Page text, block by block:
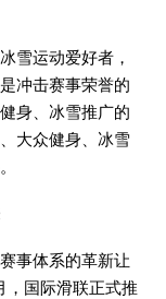
雪运动爱好者，
冲击赛事荣誉的
身、冰雪推广的
大众健身、冰雪
事体系的革新让
国际滑联正式推